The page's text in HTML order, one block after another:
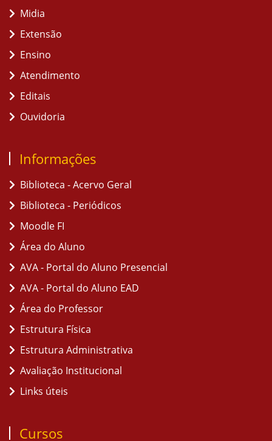
Midia
Extensão
Ensino
Atendimento
Editais
Ouvidoria
Informações
Biblioteca - Acervo Geral
Biblioteca - Periódicos
Moodle FI
Área do Aluno
AVA - Portal do Aluno Presencial
AVA - Portal do Aluno EAD
Área do Professor
Estrutura Física
Estrutura Administrativa
Avaliação Institucional
Links úteis
Cursos